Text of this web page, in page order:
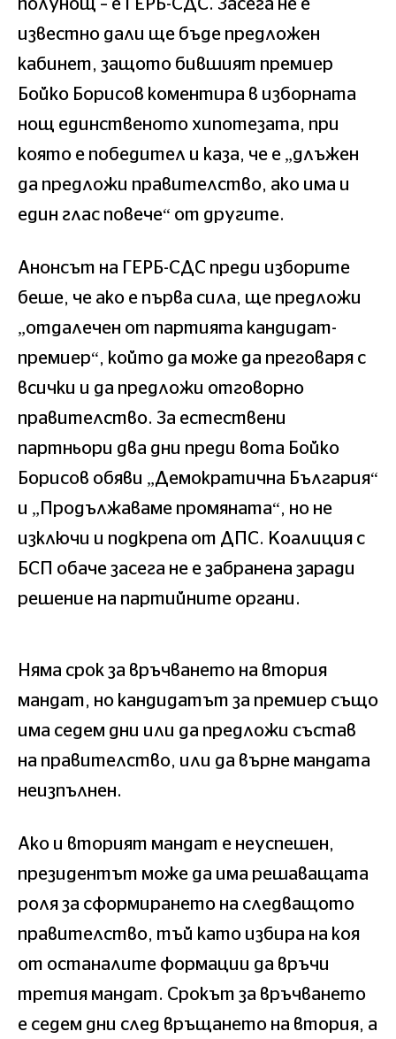
полунощ – е ГЕРБ-СДС. Засега не е
известно дали ще бъде предложен
кабинет, защото бившият премиер
Бойко Борисов коментира в изборната
нощ единственото хипотезата, при
която е победител и каза, че е „длъжен
да предложи правителство, ако има и
един глас повече“ от другите.
Анонсът на ГЕРБ-СДС преди изборите
беше, че ако е първа сила, ще предложи
„отдалечен от партията кандидат-
премиер“, който да може да преговаря с
всички и да предложи отговорно
правителство. За естествени
партньори два дни преди вота Бойко
Борисов обяви „Демократична България“
и „Продължаваме промяната“, но не
изключи и подкрепа от ДПС. Коалиция с
БСП обаче засега не е забранена заради
решение на партийните органи.
Няма срок за връчването на втория
мандат, но кандидатът за премиер също
има седем дни или да предложи състав
на правителство, или да върне мандата
неизпълнен.
Ако и вторият мандат е неуспешен,
президентът може да има решаващата
роля за сформирането на следващото
правителство, тъй като избира на коя
от останалите формации да връчи
третия мандат. Срокът за връчването
е седем дни след връщането на втория, а